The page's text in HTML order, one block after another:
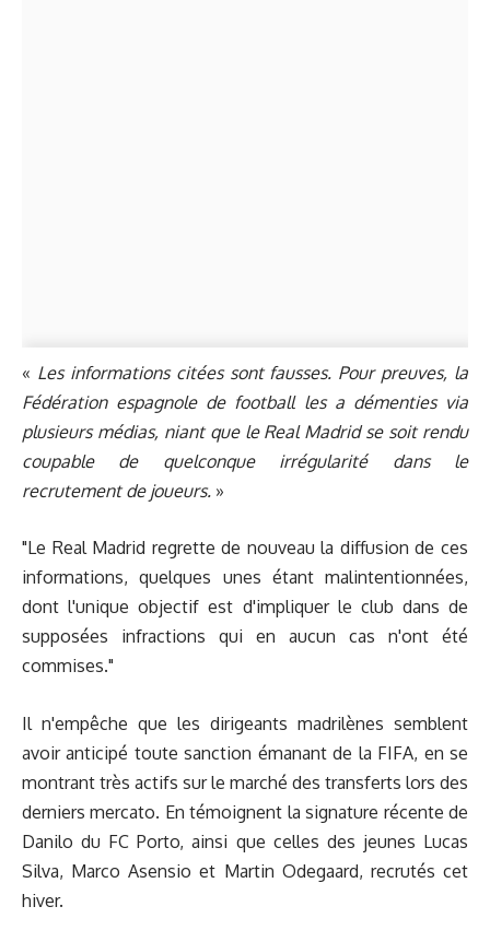
« Les informations citées sont fausses. Pour preuves, la
Fédération espagnole de football les a démenties via
plusieurs médias, niant que le Real Madrid se soit rendu
coupable de quelconque irrégularité dans le
recrutement de joueurs. »
"Le Real Madrid regrette de nouveau la diffusion de ces
informations, quelques unes étant malintentionnées,
dont l'unique objectif est d'impliquer le club dans de
supposées infractions qui en aucun cas n'ont été
commises."
Il n'empêche que les dirigeants madrilènes semblent
avoir anticipé toute sanction émanant de la FIFA, en se
montrant très actifs sur le marché des transferts lors des
derniers mercato. En témoignent la signature récente de
Danilo du FC Porto, ainsi que celles des jeunes Lucas
Silva, Marco Asensio et Martin Odegaard, recrutés cet
hiver.